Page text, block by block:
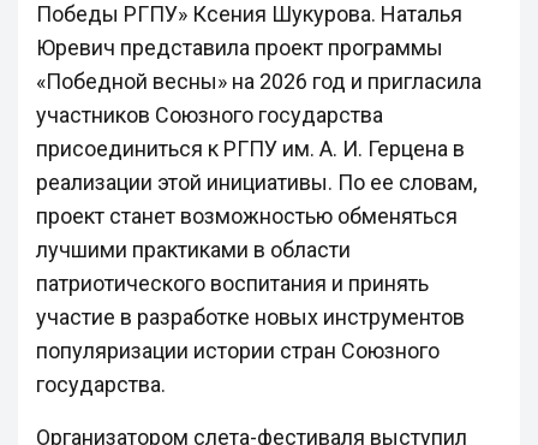
Победы РГПУ» Ксения Шукурова. Наталья
Юревич представила проект программы
«Победной весны» на 2026 год и пригласила
участников Союзного государства
присоединиться к РГПУ им. А. И. Герцена в
реализации этой инициативы. По ее словам,
проект станет возможностью обменяться
лучшими практиками в области
патриотического воспитания и принять
участие в разработке новых инструментов
популяризации истории стран Союзного
государства.
Организатором слета-фестиваля выступил